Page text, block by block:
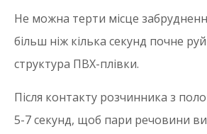
Не можна терти місце
більш ніж кілька секунд почне
структура ПВХ-плівки.
Після контакту розчинника з
5-7 секунд, щоб пари речовини